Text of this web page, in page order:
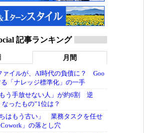
記事ランキング
月間
ァイルが、AI時代の負債に？ Goo
「ナレッジ標準化」の一手
もう手放せない人」が約6割 逆
ったもの”1位は？
ちはもう古い」 業務タスクを任せ
」の落とし穴